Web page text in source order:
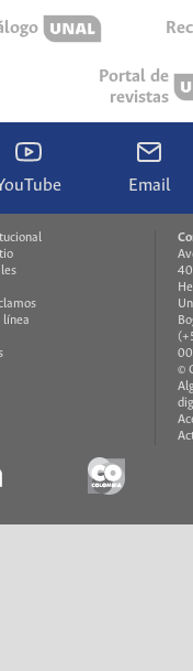
Portal de
revistas
Email
línea
©